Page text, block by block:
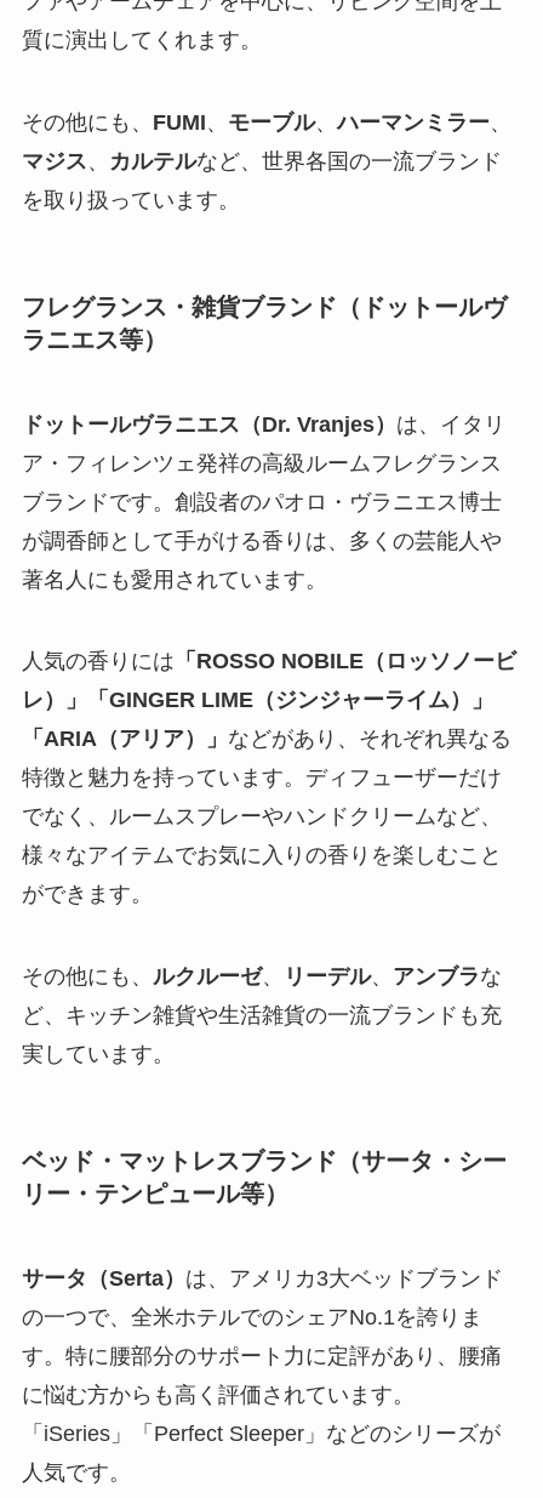
質に演出してくれます。
その他にも、 FUMI、 モーブル、ハーマンミラー、
マジス、 カルテルなど、世界各国の一流ブランド
を取り扱っています。
フレグランス・雑貨ブランド（ドットールヴ
ラニエス等）
ドットールヴラニエス（Dr. Vranjes） は、イタリ
ア・フィレンツェ発祥の高級ルームフレグランス
ブランドです。創設者のパオロ・ヴラニエス博士
が調香師として手がける香りは、多くの芸能人や
著名人にも愛用されています。
人気の香りには 「ROSSO NOBILE（ロッソノービ
レ）」「GINGER LIME（ジンジャーライム）」
「ARIA（アリア）」 などがあり、それぞれ異なる
特徴と魅力を持っています。ディフューザーだけ
でなく、ルームスプレーやハンドクリームなど、
様々なアイテムでお気に入りの香りを楽しむこと
ができます。
その他にも、 ルクルーゼ、 リーデル、 アンブラな
ど、キッチン雑貨や生活雑貨の一流ブランドも充
実しています。
ベッド・マットレスブランド（サータ・シー
リー・テンピュール等）
サータ（Serta） は、アメリカ3大ベッドブランド
の一つで、全米ホテルでのシェアNo.1を誇りま
す。特に腰部分のサポート力に定評があり、腰痛
に悩む方からも高く評価されています。
「iSeries」「Perfect Sleeper」などのシリーズが
人気です。